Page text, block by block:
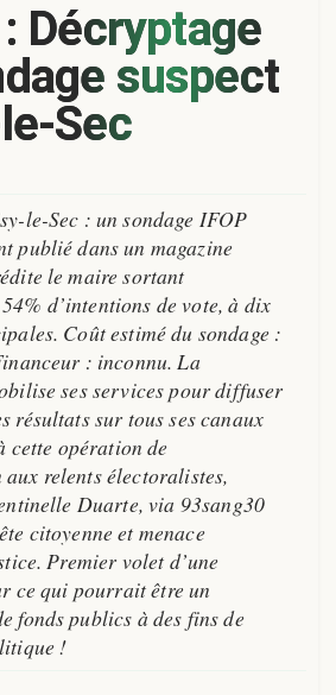
Décryptage
suspect
Sec
le-Sec : un sondage IFOP
publié dans un magazine
le maire sortant
d’intentions de vote, à dix
Coût estimé du sondage :
: inconnu. La
ses services pour diffuser
résultats sur tous ses canaux
cette opération de
relents électoralistes,
Duarte, via 93sang30
citoyenne et menace
Premier volet d’une
ce qui pourrait être un
fonds publics à des fins de
!